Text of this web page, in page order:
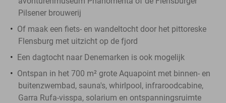
Pilsener brouwerij
Of maak een fiets- en wandeltocht door het pittoreske
Flensburg met uitzicht op de fjord
Een dagtocht naar Denemarken is ook mogelijk
Ontspan in het 700 m² grote Aquapoint met binnen- en
buitenzwembad, sauna's, whirlpool, infraroodcabine,
Garra Rufa-visspa, solarium en ontspanningsruimte